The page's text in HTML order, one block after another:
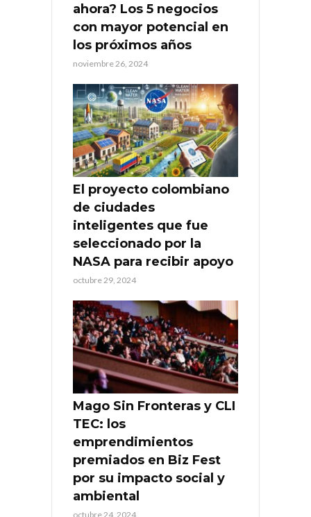
ahora? Los 5 negocios
con mayor potencial en
los próximos años
noviembre 26, 2024
El proyecto colombiano
de ciudades
inteligentes que fue
seleccionado por la
NASA para recibir apoyo
octubre 29, 2024
Mago Sin Fronteras y CLI
TEC: los
emprendimientos
premiados en Biz Fest
por su impacto social y
ambiental
octubre 24, 2024